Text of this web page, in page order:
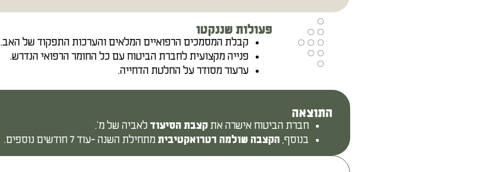
פעולות שננקטו
קבלת המסמכים הרפואיים המלאים והערכות התפקוד של האב.
פנייה מקצועית לחברת הביטוח עם כל החומר הרפואי הנדרש.
ערעור מסודר על החלטת הדחייה.
התוצאה
חברת הביטוח אישרה את קצבת הסיעוד לאביה של מ'.
בנוסף, הקצבה שולמה רטרואקטיבית מתחילת השנה -עוד 7 חודשים נוספים.